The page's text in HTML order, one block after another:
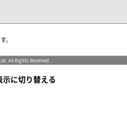
。
All Rights Reserved.
に切り替える